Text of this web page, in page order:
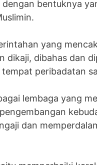
yang
dikaji, dibahas dan
peribadatan
lembaga yang
dan